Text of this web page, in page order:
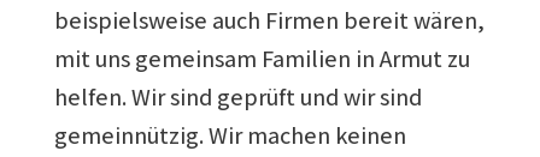
beispielsweise auch Firmen bereit wären,
mit uns gemeinsam Familien in Armut zu
helfen. Wir sind geprüft und wir sind
gemeinnützig. Wir machen keinen